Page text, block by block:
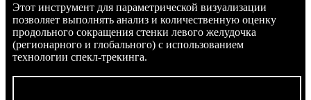
Этот инструмент для параметрической визуализации
позволяет выполнять анализ и количественную оценку
продольного сокращения стенки левого желудочка
(регионарного и глобального) с использованием
технологии спекл-трекинга.